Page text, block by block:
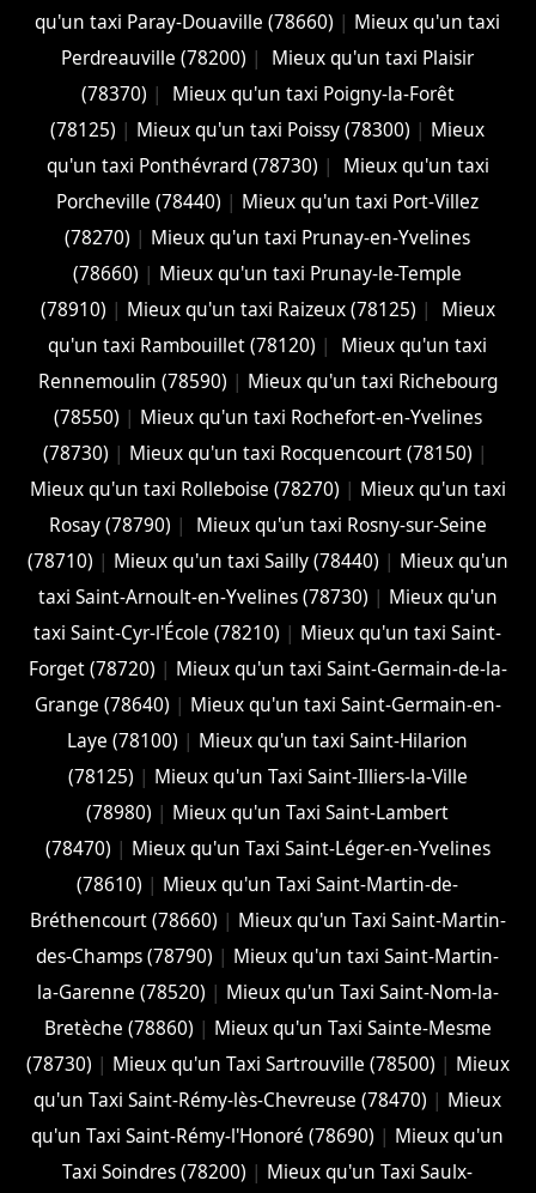
qu'un taxi Paray-Douaville (78660) | Mieux qu'un taxi
Perdreauville (78200) |
Mieux qu'un taxi Plaisir
(78370) |
Mieux qu'un taxi Poigny-la-Forêt
(78125) | Mieux qu'un taxi Poissy (78300) | Mieux
qu'un taxi Ponthévrard (78730) |
Mieux qu'un taxi
Porcheville (78440) | Mieux qu'un taxi Port-Villez
(78270) | Mieux qu'un taxi Prunay-en-Yvelines
(78660) | Mieux qu'un taxi Prunay-le-Temple
(78910) | Mieux qu'un taxi Raizeux (78125) |
Mieux
qu'un taxi Rambouillet (78120) |
Mieux qu'un taxi
Rennemoulin (78590) | Mieux qu'un taxi Richebourg
(78550) | Mieux qu'un taxi Rochefort-en-Yvelines
(78730) | Mieux qu'un taxi Rocquencourt (78150) |
Mieux qu'un taxi Rolleboise (78270) | Mieux qu'un taxi
Rosay (78790) |
Mieux qu'un taxi Rosny-sur-Seine
(78710) | Mieux qu'un taxi Sailly (78440) | Mieux qu'un
taxi Saint-Arnoult-en-Yvelines (78730) | Mieux qu'un
taxi Saint-Cyr-l'École (78210) | Mieux qu'un taxi Saint-
Forget (78720) | Mieux qu'un taxi Saint-Germain-de-la-
Grange (78640) | Mieux qu'un taxi Saint-Germain-en-
Laye (78100) | Mieux qu'un taxi Saint-Hilarion
(78125) | Mieux qu'un Taxi Saint-Illiers-la-Ville
(78980) | Mieux qu'un Taxi Saint-Lambert
(78470) | Mieux qu'un Taxi Saint-Léger-en-Yvelines
(78610) | Mieux qu'un Taxi Saint-Martin-de-
Bréthencourt (78660) | Mieux qu'un Taxi Saint-Martin-
des-Champs (78790) | Mieux qu'un taxi Saint-Martin-
la-Garenne (78520) | Mieux qu'un Taxi Saint-Nom-la-
Bretèche (78860) | Mieux qu'un Taxi Sainte-Mesme
(78730) | Mieux qu'un Taxi Sartrouville (78500) | Mieux
qu'un Taxi Saint-Rémy-lès-Chevreuse (78470) | Mieux
qu'un Taxi Saint-Rémy-l'Honoré (78690) | Mieux qu'un
Taxi Soindres (78200) | Mieux qu'un Taxi Saulx-